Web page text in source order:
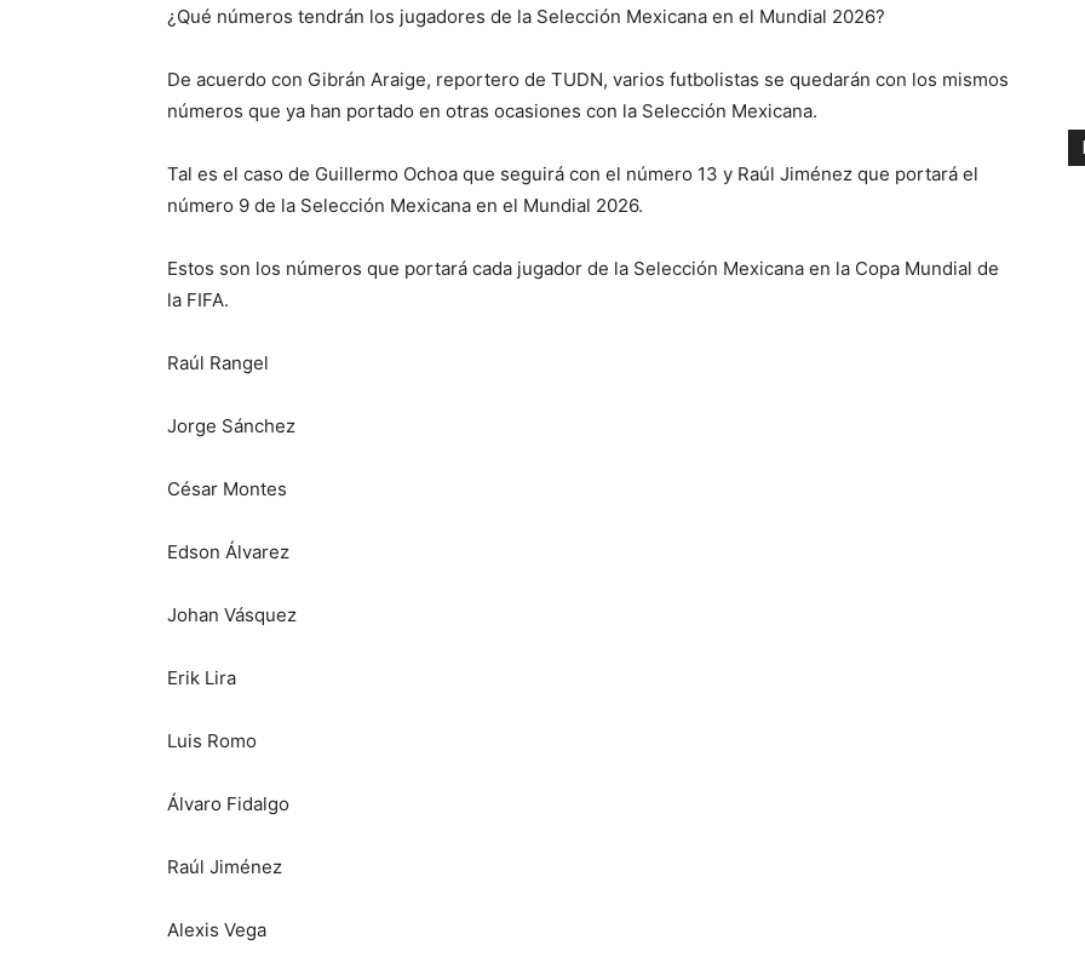
¿Qué números tendrán los jugadores de la Selección Mexicana en el Mundial 2026?
De acuerdo con Gibrán Araige, reportero de TUDN, varios futbolistas se quedarán con los mismos
números que ya han portado en otras ocasiones con la Selección Mexicana.
Tal es el caso de Guillermo Ochoa que seguirá con el número 13 y Raúl Jiménez que portará el
número 9 de la Selección Mexicana en el Mundial 2026.
Estos son los números que portará cada jugador de la Selección Mexicana en la Copa Mundial de
la FIFA.
Raúl Rangel
Jorge Sánchez
César Montes
Edson Álvarez
Johan Vásquez
Erik Lira
Luis Romo
Álvaro Fidalgo
Raúl Jiménez
Alexis Vega